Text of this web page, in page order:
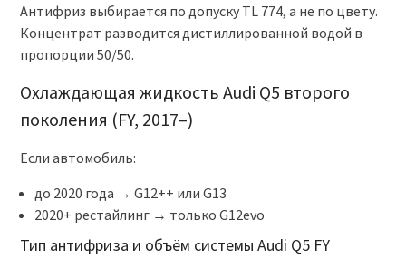
Антифриз выбирается по допуску TL 774, а не по цвету.
Концентрат разводится дистиллированной водой в
пропорции 50/50.
Охлаждающая жидкость Audi Q5 второго
поколения (FY, 2017–)
Если автомобиль:
до 2020 года → G12++ или G13
2020+ рестайлинг → только G12evo
Тип антифриза и объём системы Audi Q5 FY